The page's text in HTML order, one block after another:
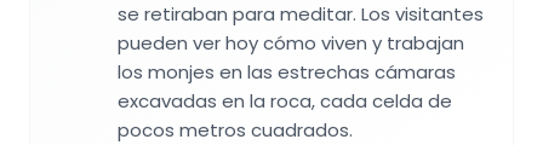
se retiraban para meditar. Los visitantes
pueden ver hoy cómo viven y trabajan
los monjes en las estrechas cámaras
excavadas en la roca, cada celda de
pocos metros cuadrados.